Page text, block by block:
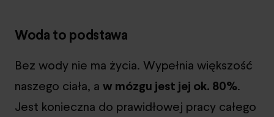
Woda to podstawa
Bez wody nie ma życia. Wypełnia większość
naszego ciała, a w mózgu jest jej ok. 80%.
Jest konieczna do prawidłowej pracy całego